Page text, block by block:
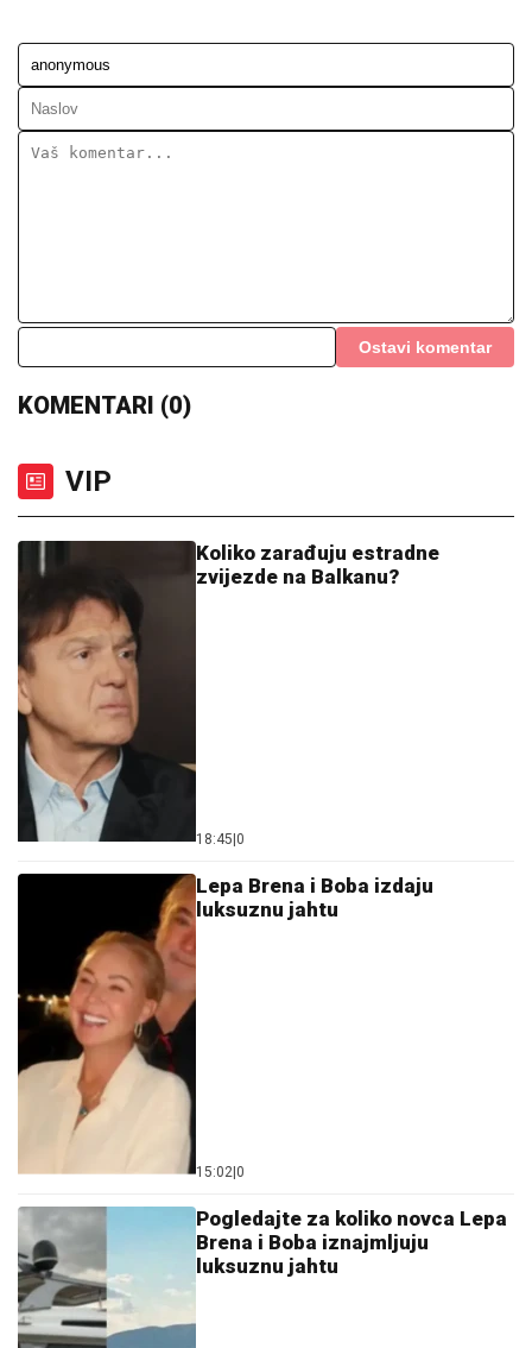
Ostavi komentar
KOMENTARI (0)
VIP
Koliko zarađuju estradne
zvijezde na Balkanu?
18:45 0
Lepa Brena i Boba izdaju
luksuznu jahtu
15:02 0
Pogledajte za koliko novca Lepa
Brena i Boba iznajmljuju
luksuznu jahtu